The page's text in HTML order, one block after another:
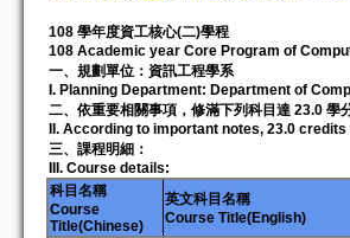
108 學年度資工核心(二)學程
108 Academic year Core Program of
一、規劃單位：資訊工程學系
I. Planning Department: Department of
二、依重要相關事項，修滿下列科目達 23.0 學
II. According to important notes, 23.0
三、課程明細：
III. Course details:
科目名稱
Course
Title(Chinese)
英文科目名稱
Course Title(English)